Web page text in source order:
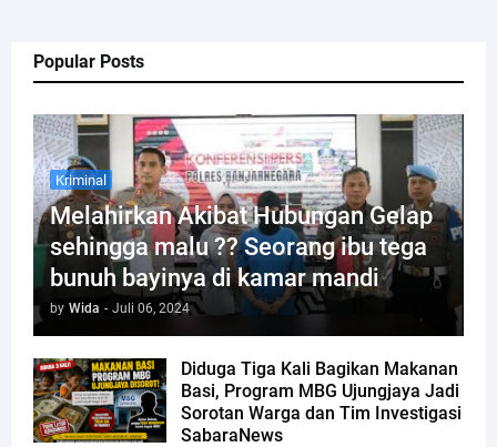
Popular Posts
Kriminal
Melahirkan Akibat Hubungan Gelap
sehingga malu ?? Seorang ibu tega
bunuh bayinya di kamar mandi
by Wida - Juli 06, 2024
Diduga Tiga Kali Bagikan Makanan
Basi, Program MBG Ujungjaya Jadi
Sorotan Warga dan Tim Investigasi
SabaraNews